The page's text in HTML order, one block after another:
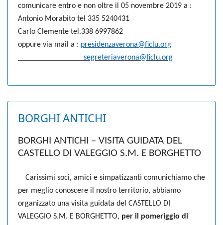
comunicare entro e non oltre il 05 novembre 2019 a :
Antonio Morabito tel 335 5240431
Carlo Clemente tel.338 6997862
oppure via mail a : presidenzaverona@ficlu.org
segreteriaverona@ficlu.org
BORGHI ANTICHI
BORGHI ANTICHI – VISITA GUIDATA DEL
CASTELLO DI VALEGGIO S.M. E BORGHETTO
Carissimi soci, amici e simpatizzanti comunichiamo che
per meglio conoscere il nostro territorio, abbiamo
organizzato una visita guidata del CASTELLO DI
VALEGGIO S.M. E BORGHETTO, per il pomeriggio di